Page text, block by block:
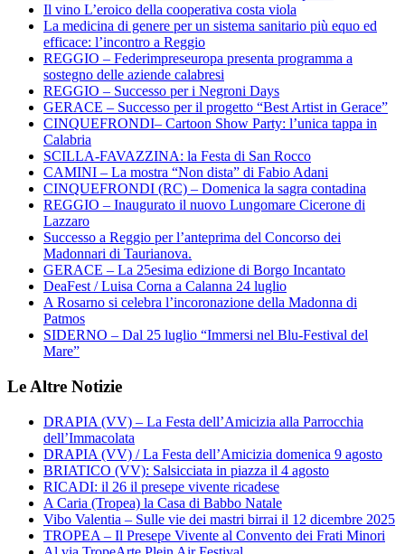
Il vino L’eroico della cooperativa costa viola
La medicina di genere per un sistema sanitario più equo ed
efficace: l’incontro a Reggio
REGGIO – Federimpreseuropa presenta programma a
sostegno delle aziende calabresi
REGGIO – Successo per i Negroni Days
GERACE – Successo per il progetto “Best Artist in Gerace”
CINQUEFRONDI– Cartoon Show Party: l’unica tappa in
Calabria
SCILLA-FAVAZZINA: la Festa di San Rocco
CAMINI – La mostra “Non dista” di Fabio Adani
CINQUEFRONDI (RC) – Domenica la sagra contadina
REGGIO – Inaugurato il nuovo Lungomare Cicerone di
Lazzaro
Successo a Reggio per l’anteprima del Concorso dei
Madonnari di Taurianova.
GERACE – La 25esima edizione di Borgo Incantato
DeaFest / Luisa Corna a Calanna 24 luglio
A Rosarno si celebra l’incoronazione della Madonna di
Patmos
SIDERNO – Dal 25 luglio “Immersi nel Blu-Festival del
Mare”
Le Altre Notizie
DRAPIA (VV) – La Festa dell’Amicizia alla Parrocchia
dell’Immacolata
DRAPIA (VV) / La Festa dell’Amicizia domenica 9 agosto
BRIATICO (VV): Salsicciata in piazza il 4 agosto
RICADI: il 26 il presepe vivente ricadese
A Caria (Tropea) la Casa di Babbo Natale
Vibo Valentia – Sulle vie dei mastri birrai il 12 dicembre 2025
TROPEA – Il Presepe Vivente al Convento dei Frati Minori